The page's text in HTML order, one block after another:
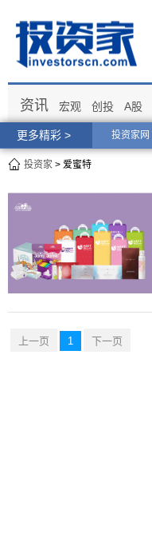
更多精彩 > 投资家网
资讯 宏观 创投 A股
投资家 > 爱蜜特
上一页 1 下一页